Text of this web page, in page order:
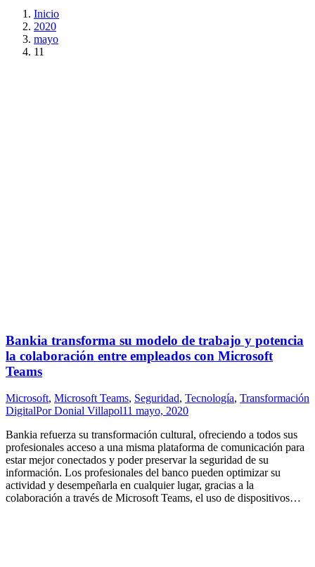
Inicio
2020
mayo
11
Bankia transforma su modelo de trabajo y potencia
la colaboración entre empleados con Microsoft
Teams
Microsoft, Microsoft Teams, Seguridad, Tecnología, Transformación
DigitalPorDonial Villapol11 mayo, 2020
Bankia refuerza su transformación cultural, ofreciendo a todos sus
profesionales acceso a una misma plataforma de comunicación para
estar mejor conectados y poder preservar la seguridad de su
información. Los profesionales del banco pueden optimizar su
actividad y desempeñarla en cualquier lugar, gracias a la
colaboración a través de Microsoft Teams, el uso de dispositivos…